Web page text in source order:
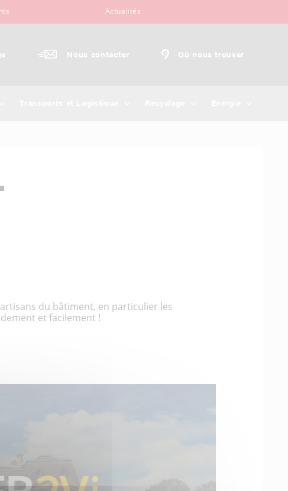
Actualités
Nous contacter Où nous trouver
du bâtiment, en particulier les
et facilement !